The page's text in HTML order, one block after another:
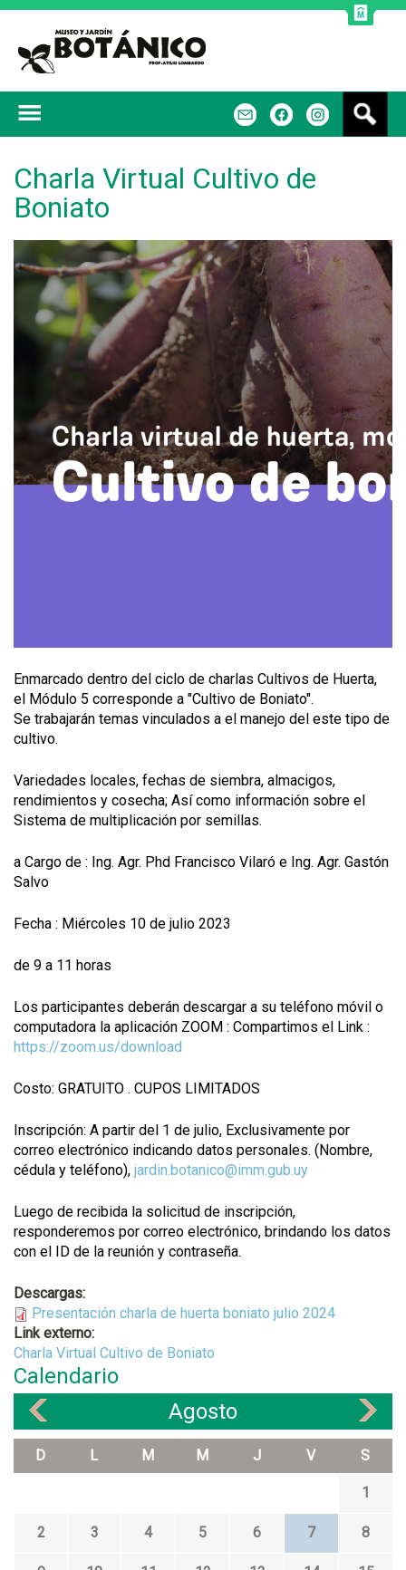
Charla Virtual Cultivo de
Boniato
Enmarcado dentro del ciclo de charlas Cultivos de Huerta,
el Módulo 5 corresponde a "Cultivo de Boniato".
Se trabajarán temas vinculados a el manejo del este tipo de
cultivo.
Variedades locales, fechas de siembra, almacigos,
rendimientos y cosecha; Así como información sobre el
Sistema de multiplicación por semillas.
a Cargo de : Ing. Agr. Phd Francisco Vilaró e Ing. Agr. Gastón
Salvo
Fecha : Miércoles 10 de julio 2023
de 9 a 11 horas
Los participantes deberán descargar a su teléfono móvil o
computadora la aplicación ZOOM : Compartimos el Link :
https://zoom.us/download
Costo: GRATUITO . CUPOS LIMITADOS
Inscripción: A partir del 1 de julio, Exclusivamente por
correo electrónico indicando datos personales. (Nombre,
cédula y teléfono), jardin.botanico@imm.gub.uy
Luego de recibida la solicitud de inscripción,
responderemos por correo electrónico, brindando los datos
con el ID de la reunión y contraseña.
Descargas:
Presentación charla de huerta boniato julio 2024
Link externo:
Charla Virtual Cultivo de Boniato
Calendario
Agosto
D L M M J V S
1
2 3 4 5 6 7 8
s